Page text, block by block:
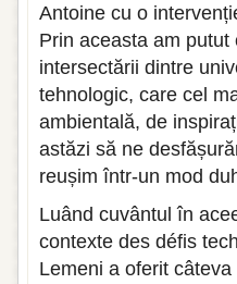
Antoine cu o
Prin aceasta am
intersectării dintre
tehnologic, care cel
ambientală, de
astăzi să ne
reușim într-un mod
Luând cuvântul în
contexte des défis
Lemeni a oferit